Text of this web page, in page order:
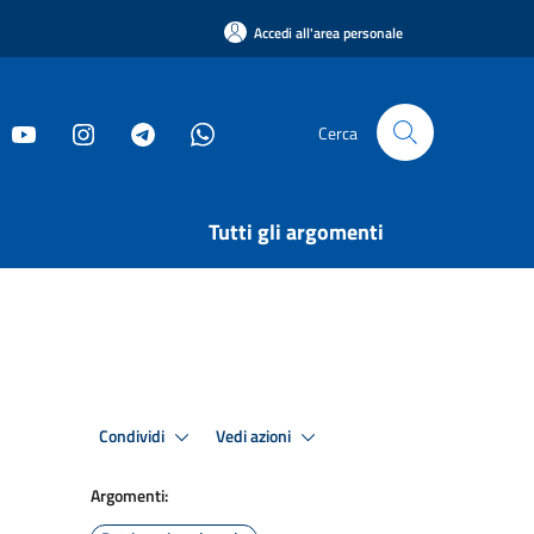
Accedi all'area personale
Cerca
Tutti gli argomenti
Condividi Vedi azioni
Argomenti: